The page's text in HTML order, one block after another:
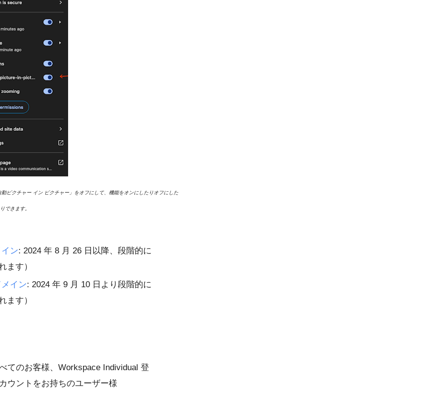
ピクチャー イン ピクチャー」をオフにして、機能をオンにしたりオフにした
りできます。
ン: 2024 年 8 月 26 日以降、段階的に
ます）
イン: 2024 年 9 月 10 日より段階的に
ます）
てのお客様、Workspace Individual 登
ウントをお持ちのユーザー様